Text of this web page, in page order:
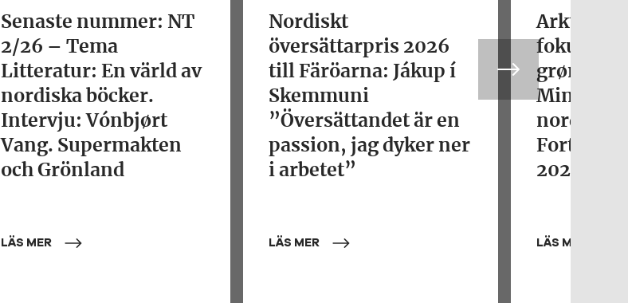
Senaste nummer: NT
2/26 – Tema
Litteratur: En värld av
nordiska böcker.
Intervju: Vónbjørt
Vang. Supermakten
och Grönland
LÄS MER
Nordiskt
översättarpris 2026
till Färöarna: Jákup í
Skemmuni
”Översättandet är en
passion, jag dyker ner
i arbetet”
LÄS MER
Arktisk
fokus.
Minik
nordisk
2026
LÄS MER